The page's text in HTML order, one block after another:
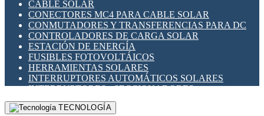
CABLE SOLAR
CONECTORES MC4 PARA CABLE SOLAR
CONMUTADORES Y TRANSFERENCIAS PARA DC
CONTROLADORES DE CARGA SOLAR
ESTACIÓN DE ENERGÍA
FUSIBLES FOTOVOLTÁICOS
HERRAMIENTAS SOLARES
INTERRUPTORES AUTOMÁTICOS SOLARES
INTERRUPTORES - SECCIONADORES
FOTOVOLTÁICOS
MONTAJE PANEL SOLAR
TECNOLOGÍA